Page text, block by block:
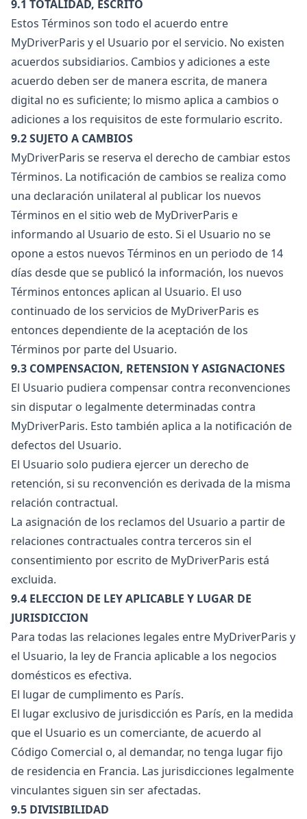
9.1 TOTALIDAD, ESCRITO
Estos Términos son todo el acuerdo entre
MyDriverParis y el Usuario por el servicio. No existen
acuerdos subsidiarios. Cambios y adiciones a este
acuerdo deben ser de manera escrita, de manera
digital no es suficiente; lo mismo aplica a cambios o
adiciones a los requisitos de este formulario escrito.
9.2 SUJETO A CAMBIOS
MyDriverParis se reserva el derecho de cambiar estos
Términos. La notificación de cambios se realiza como
una declaración unilateral al publicar los nuevos
Términos en el sitio web de MyDriverParis e
informando al Usuario de esto. Si el Usuario no se
opone a estos nuevos Términos en un periodo de 14
días desde que se publicó la información, los nuevos
Términos entonces aplican al Usuario. El uso
continuado de los servicios de MyDriverParis es
entonces dependiente de la aceptación de los
Términos por parte del Usuario.
9.3 COMPENSACION, RETENSION Y ASIGNACIONES
El Usuario pudiera compensar contra reconvenciones
sin disputar o legalmente determinadas contra
MyDriverParis. Esto también aplica a la notificación de
defectos del Usuario.
El Usuario solo pudiera ejercer un derecho de
retención, si su reconvención es derivada de la misma
relación contractual.
La asignación de los reclamos del Usuario a partir de
relaciones contractuales contra terceros sin el
consentimiento por escrito de MyDriverParis está
excluida.
9.4 ELECCION DE LEY APLICABLE Y LUGAR DE
JURISDICCION
Para todas las relaciones legales entre MyDriverParis y
el Usuario, la ley de Francia aplicable a los negocios
domésticos es efectiva.
El lugar de cumplimento es París.
El lugar exclusivo de jurisdicción es París, en la medida
que el Usuario es un comerciante, de acuerdo al
Código Comercial o, al demandar, no tenga lugar fijo
de residencia en Francia. Las jurisdicciones legalmente
vinculantes siguen sin ser afectadas.
9.5 DIVISIBILIDAD